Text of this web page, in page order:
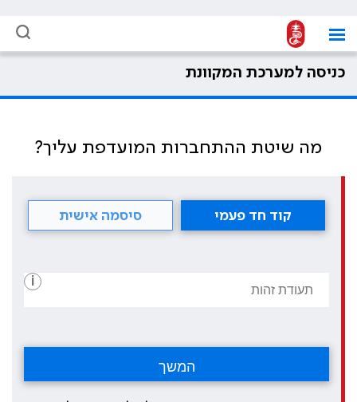
כניסה למערכת המקוונת
מה שיטת ההתחברות המועדפת עליך?
קוד חד פעמי סיסמה אישית
i